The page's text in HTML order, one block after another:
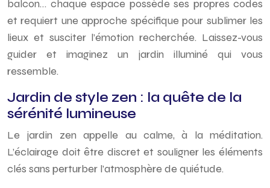
balcon… chaque espace possède ses propres codes
et requiert une approche spécifique pour sublimer les
lieux et susciter l’émotion recherchée. Laissez-vous
guider et imaginez un jardin illuminé qui vous
ressemble.
Jardin de style zen : la quête de la
sérénité lumineuse
Le jardin zen appelle au calme, à la méditation.
L’éclairage doit être discret et souligner les éléments
clés sans perturber l’atmosphère de quiétude.